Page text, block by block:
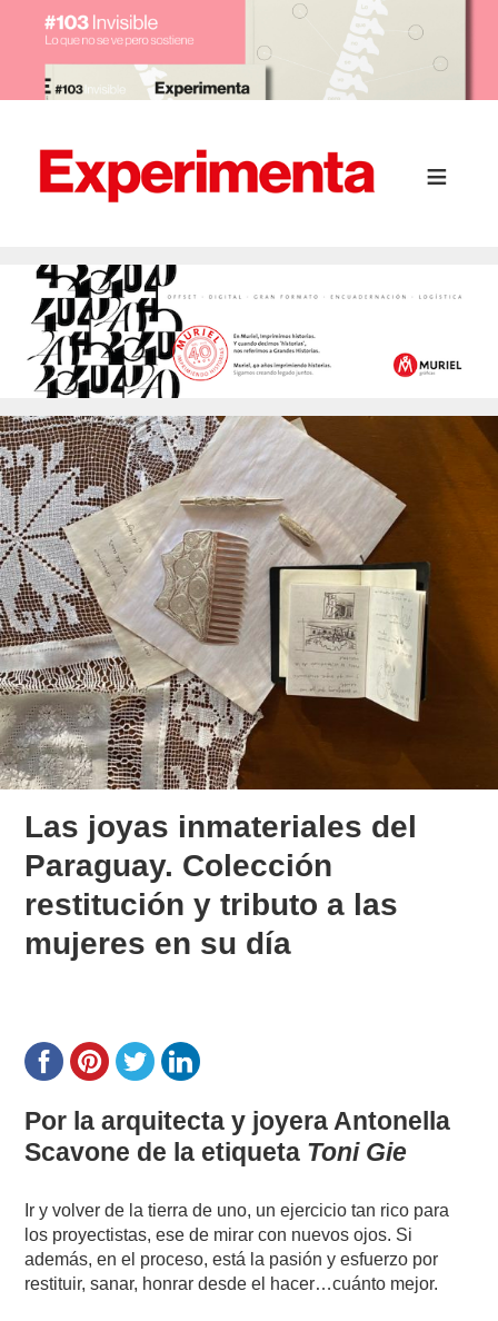
Las joyas inmateriales del
Paraguay. Colección
restitución y tributo a las
mujeres en su día
Por la arquitecta y joyera Antonella
Scavone de la etiqueta Toni Gie
Ir y volver de la tierra de uno, un ejercicio tan rico para
los proyectistas, ese de mirar con nuevos ojos. Si
además, en el proceso, está la pasión y esfuerzo por
restituir, sanar, honrar desde el hacer…cuánto mejor.